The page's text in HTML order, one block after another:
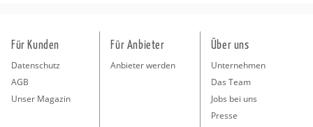
Für Kunden
Datenschutz
AGB
Unser Magazin
Für Anbieter
Anbieter werden
Über uns
Unternehmen
Das Team
Jobs bei uns
Presse